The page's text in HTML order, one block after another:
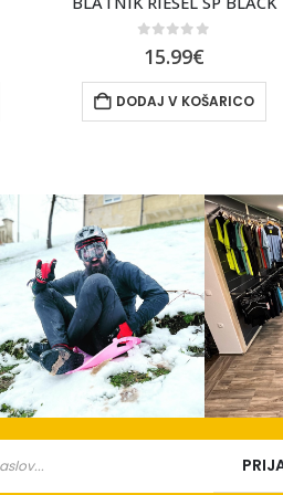
6.49€
DODAJ V KOŠARICO